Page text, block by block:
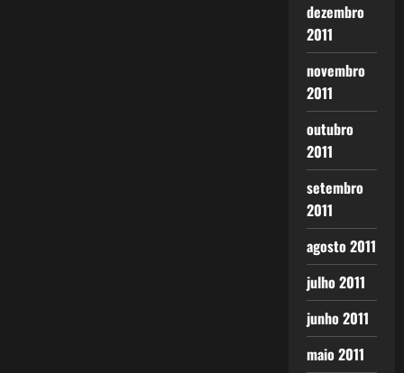
dezembro
2011
novembro
2011
outubro
2011
setembro
2011
agosto 2011
julho 2011
junho 2011
maio 2011